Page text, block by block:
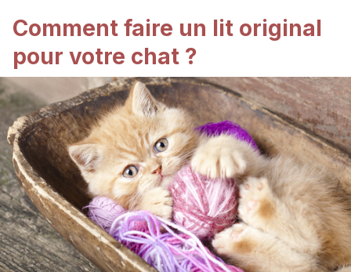
Comment faire un lit original
pour votre chat ?